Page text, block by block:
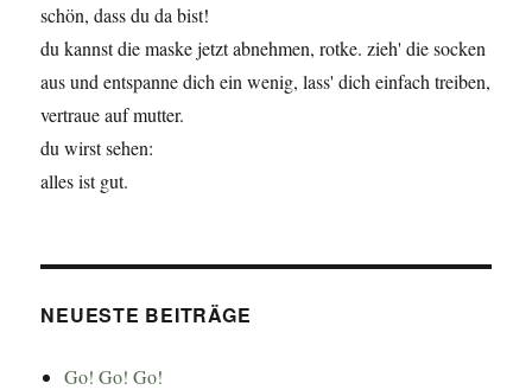
schön, dass du da bist!
du kannst die maske jetzt abnehmen, rotke. zieh' die socken
aus und entspanne dich ein wenig, lass' dich einfach treiben,
vertraue auf mutter.
du wirst sehen:
alles ist gut.
NEUESTE BEITRÄGE
Go! Go! Go!